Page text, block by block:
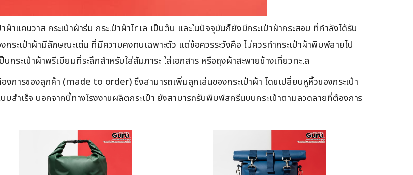
ผ้าแคนวาส กระเป๋าผ้าร่ม กระเป๋าผ้าโทเล เป็นต้น และในปัจจุบันก็ยังมีกระเป๋าผ้ากระสอบ ที่กำลังได้รับ
ระเป๋าผ้ามีลักษณะเด่น ที่มีความคงทนเฉพาะตัว แต่ข้อควรระวังคือ ไม่ควรทำกระเป๋าผ้าพิมพ์ลายไป
ระเป๋าผ้าพรีเมียมที่ระลึกสำหรับใส่สัมภาระ ใส่เอกสาร หรือถุงผ้าสะพายข้างเที่ยวทะเล
งการของลูกค้า (made to order) ซึ่งสามารถเพิ่มลูกเล่นของกระเป๋าผ้า โดยเปลี่ยนหูหิ้วของกระเป๋า
บสำเร็จ นอกจากนี้ทางโรงงานผลิตกระเป๋า ยังสามารถรับพิมพ์สกรีนบนกระเป๋าตามลวดลายที่ต้องการ